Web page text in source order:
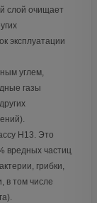
слой очищает
эксплуатации
углем,
газы
H13. Это
вредных частиц
грибки,
в том числе